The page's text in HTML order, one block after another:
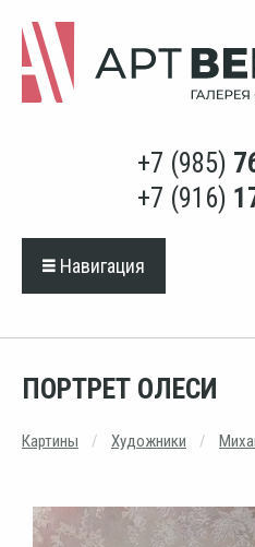
+7 (985)
+7 (916)
Навигация
ПОРТРЕТ ОЛЕСИ
Картины Художники